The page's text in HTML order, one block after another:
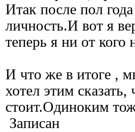
Итак после пол
личность.И вот я
теперь я ни от кого
И что же в итоге ,
хотел этим сказать,
стоит.Одиноким
Записан